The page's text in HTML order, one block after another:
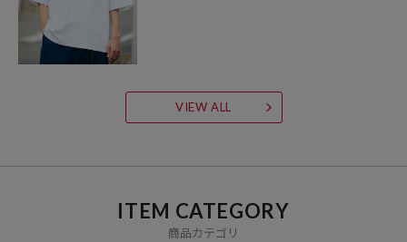
VIEW ALL
ITEM CATEGORY
商品カテゴリ